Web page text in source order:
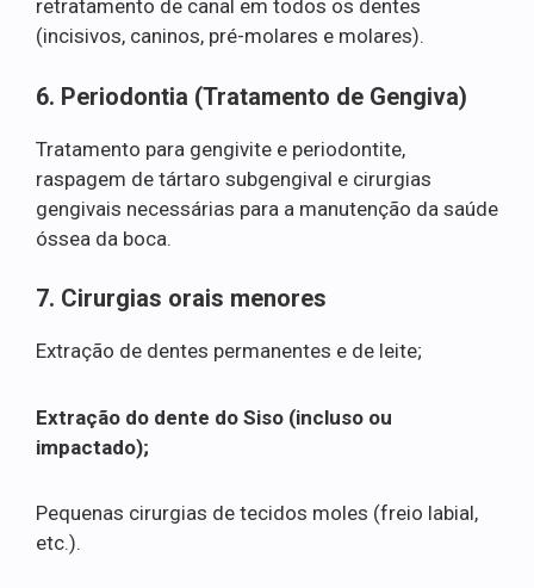
retratamento de canal em todos os dentes
(incisivos, caninos, pré-molares e molares).
6. Periodontia (Tratamento de Gengiva)
Tratamento para gengivite e periodontite,
raspagem de tártaro subgengival e cirurgias
gengivais necessárias para a manutenção da saúde
óssea da boca.
7. Cirurgias orais menores
Extração de dentes permanentes e de leite;
Extração do dente do Siso (incluso ou
impactado);
Pequenas cirurgias de tecidos moles (freio labial,
etc.).